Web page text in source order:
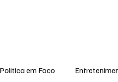
Politica em Foco